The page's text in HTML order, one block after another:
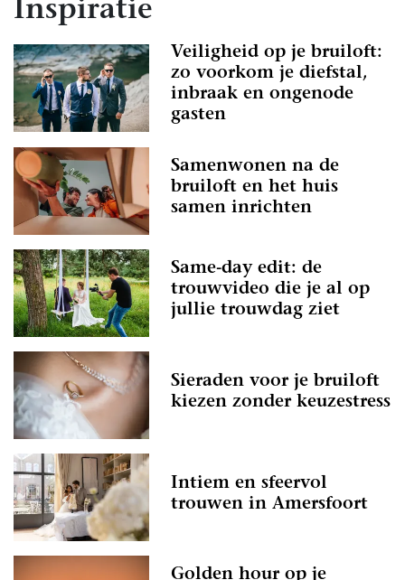
Inspiratie
Veiligheid op je bruiloft:
zo voorkom je diefstal,
inbraak en ongenode
gasten
Samenwonen na de
bruiloft en het huis
samen inrichten
Same-day edit: de
trouwvideo die je al op
jullie trouwdag ziet
Sieraden voor je bruiloft
kiezen zonder keuzestress
Intiem en sfeervol
trouwen in Amersfoort
Golden hour op je